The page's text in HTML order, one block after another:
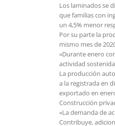
Los laminados se
que familias con
un 4,5% menor
Por su parte la
mismo mes de
«Durante enero
actividad
La producción
a la registrada en
exportado en
Construcción
«La demanda de
Contribuye,